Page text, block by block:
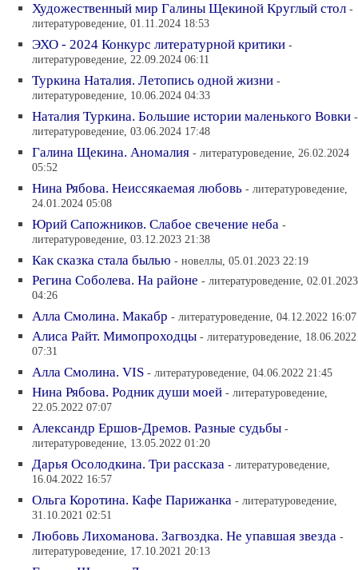
Художественный мир Галины Щекиной Круглый стол -
литературоведение, 01.11.2024 18:53
ЭХО - 2024 Конкурс литературной критики -
литературоведение, 22.09.2024 06:11
Туркина Наталия. Летопись одной жизни -
литературоведение, 10.06.2024 04:33
Наталия Туркина. Большие истории маленького Вовки -
литературоведение, 03.06.2024 17:48
Галина Щекина. Аномалия - литературоведение, 26.02.2024
05:52
Нина Рябова. Неиссякаемая любовь - литературоведение,
24.01.2024 05:08
Юрий Сапожников. Слабое свечение неба -
литературоведение, 03.12.2023 21:38
Как сказка стала былью - новеллы, 05.01.2023 22:19
Регина Соболева. На районе - литературоведение, 02.01.2023
04:26
Алла Смолина. Макабр - литературоведение, 04.12.2022 16:07
Алиса Райт. Мимопроходцы - литературоведение, 18.06.2022
07:31
Алла Смолина. VIS - литературоведение, 04.06.2022 21:45
Нина Рябова. Родник души моей - литературоведение,
22.05.2022 07:07
Александр Ершов-Дремов. Разные судьбы -
литературоведение, 13.05.2022 01:20
Дарья Осолодкина. Три рассказа - литературоведение,
16.04.2022 16:57
Ольга Коротина. Кафе Парижанка - литературоведение,
31.10.2021 02:51
Любовь Лихоманова. Загвоздка. Не упавшая звезда -
литературоведение, 17.10.2021 20:13